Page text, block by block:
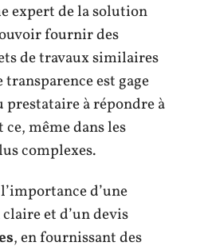
expert de la solution
fournir des
de travaux similaires
transparence est gage
prestataire à répondre à
ce, même dans les
complexes.
d’une
et d’un devis
, en fournissant des